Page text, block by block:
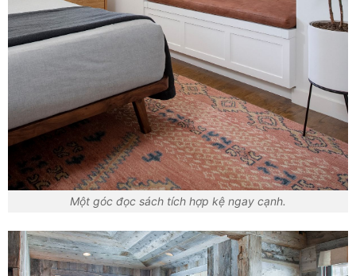
Một góc đọc sách tích hợp kệ ngay cạnh.